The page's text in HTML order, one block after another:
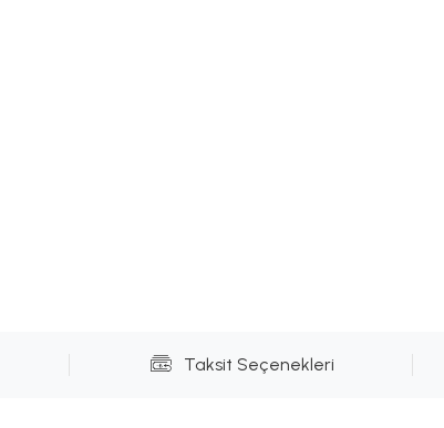
Taksit Seçenekleri